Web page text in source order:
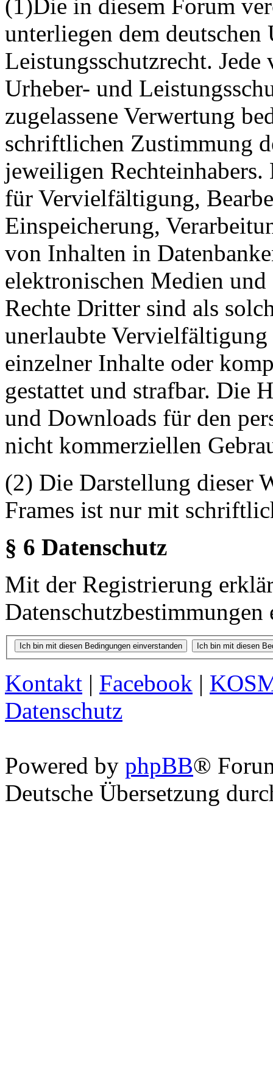
(1)Die in diesem Forum
unterliegen dem deutschen
Leistungsschutzrecht. Jede
Urheber- und
zugelassene Verwertung
schriftlichen Zustimmung
jeweiligen
für Vervielfältigung,
Einspeicherung,
von Inhalten in
elektronischen Medien
Rechte Dritter sind als
unerlaubte Vervielfältigung
einzelner Inhalte oder
gestattet und strafbar. Die
und Downloads für den
nicht kommerziellen
(2) Die Darstellung dieser
Frames ist nur mit
§ 6 Datenschutz
Mit der Registrierung
Datenschutzbestimmungen
Kontakt | Facebook |
Datenschutz
Powered by phpBB®
Deutsche Übersetzung